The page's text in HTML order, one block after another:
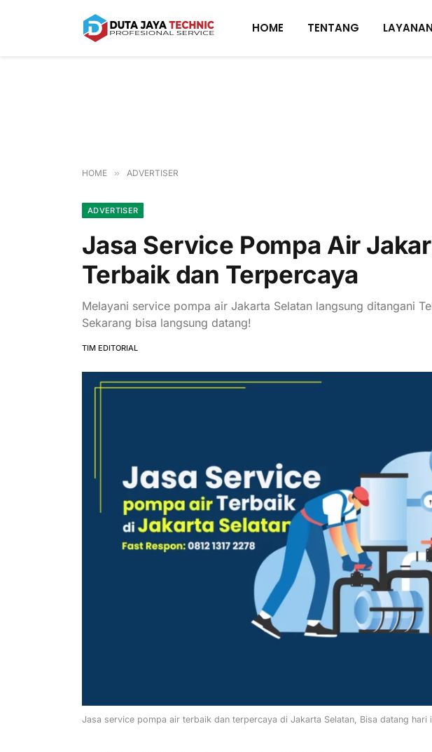
HOME TENTANG LAYANAN
HOME » ADVERTISER
ADVERTISER
Jasa Service Pompa Air
Terbaik dan Terpercaya
Melayani service pompa air Jakarta Selatan langsung ditangani
Sekarang bisa langsung datang!
TIM EDITORIAL
Jasa service pompa air terbaik dan terpercaya di Jakarta Selatan, Bisa datang hari